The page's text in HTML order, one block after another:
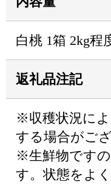
白桃 1箱 2kg程
返礼品注記
※収穫状況に
する場合がご
※生鮮物です
す。状態をよ